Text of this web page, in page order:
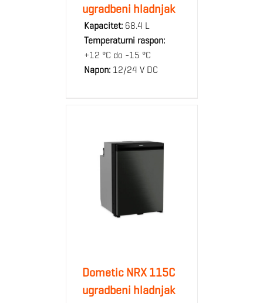
ugradbeni hladnjak
Kapacitet:68.4 L
Temperaturni raspon:
+12 °C do -15 °C
Napon:12/24 V DC
Dometic NRX 115C
ugradbeni hladnjak